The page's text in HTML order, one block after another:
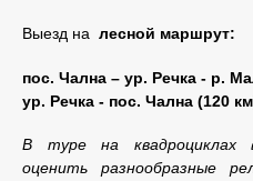
Выезд на лесной маршрут:
пос. Чална – ур. Речка - р.
ур. Речка - пос. Чална (120
В туре на квадроциклах
оценить разнообразные